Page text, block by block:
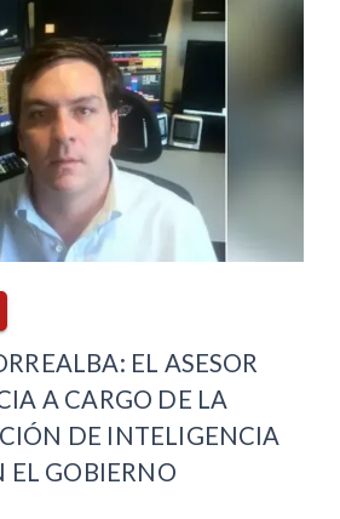
EL ASESOR
A CARGO DE LA
DE INTELIGENCIA
EL GOBIERNO